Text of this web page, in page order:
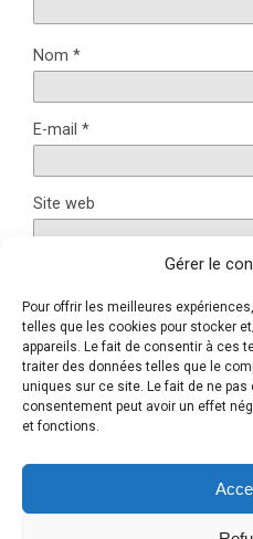
Gérer le
Pour offrir les meilleures
telles que les cookies pour stocker
appareils. Le fait de consentir à ces
traiter des données telles que le
uniques sur ce site. Le fait de ne
consentement peut avoir un effet
et fonctions.
Nom *
E-mail *
Site web
Ce site utilise Akismet pour
savoir plus sur la façon dont
commentaires sont traitées.
Retour